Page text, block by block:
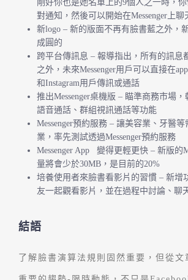
剛好你也是她名單上的9個人之一時，
對通知，然後可以開始在Messenger上聊
新logo – 新的版面不再有臉書藍之外，
成圓的
跨平台傳訊息 – 報導指出，所有的訊息
之外，未來Messenger用戶可以直接在
和Instagram用戶傳訊或通話
推出Messenger桌機版 – 瞄準商務市場
語音通話、群組視訊通話等功能
Messenger預約服務 – 讓美容業、牙醫
業，率先測試透過Messenger預約服務
Messenger App 變得更輕更快 – 新版的
量將會少於30MB，是目前的20%
培養使用者來臉書看影片的習慣 – 新增
友一起觀看影片，並在過程中討論、聊
結語
了解臉書演算法規則固然重要，但從文